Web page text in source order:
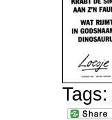
Tags: